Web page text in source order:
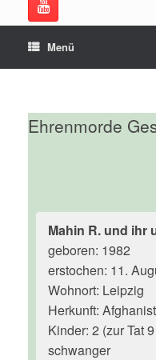
Menü
Ehrenmorde
Mahin R. und ihr
geboren: 1982
erstochen: 11.
Wohnort: Leipzig
Herkunft:
Kinder: 2 (zur Tat
schwanger